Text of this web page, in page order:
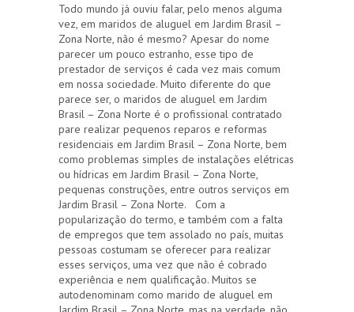
Todo mundo já ouviu falar, pelo menos alguma
vez, em maridos de aluguel em Jardim Brasil –
Zona Norte, não é mesmo? Apesar do nome
parecer um pouco estranho, esse tipo de
prestador de serviços é cada vez mais comum
em nossa sociedade. Muito diferente do que
parece ser, o maridos de aluguel em Jardim
Brasil – Zona Norte é o profissional contratado
pare realizar pequenos reparos e reformas
residenciais em Jardim Brasil – Zona Norte, bem
como problemas simples de instalações elétricas
ou hídricas em Jardim Brasil – Zona Norte,
pequenas construções, entre outros serviços em
Jardim Brasil – Zona Norte. Com a
popularização do termo, e também com a falta
de empregos que tem assolado no país, muitas
pessoas costumam se oferecer para realizar
esses serviços, uma vez que não é cobrado
experiência e nem qualificação. Muitos se
autodenominam como marido de aluguel em